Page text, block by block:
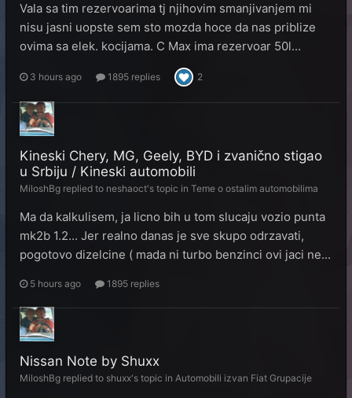
Vala sa tim rezervoarima tj njihovim smanjivanjem mi
nisu jasni uopste sem sto mozda hoce da nas priblize
ovima sa elek. kocijama. C Max ima rezervoar 50l...
3 hours ago 1895 replies 2
Kineski Chery, MG, Geely, BYD i zvanično stigao
u Srbiju / Kineski automobili
MiloshBg replied to neshaoct's topic in Teme o ostalim automobilima
Ma da kalkulisem, ja licno bih u tom slucaju vozio punta
mk2b 1.2... Jer realno danas je sve skupo odrzavati,
pogotovo dizelcine ( mada ni turbo benzinci ovi jaci ne...
5 hours ago 1895 replies
Nissan Note by Shuxx
MiloshBg replied to shuxx's topic in Automobili izvan Fiat Grupacije